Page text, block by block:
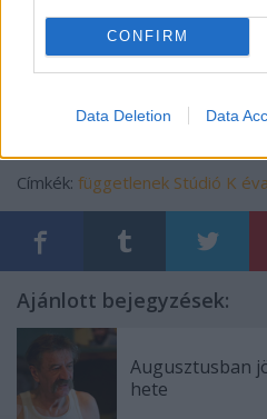
CONFIRM
Data Deletion Data
Négyeshatosis repertoáron
(Forrás: Stúdió K Színház)
Címkék: függetlenek Stúdió K
Ajánlott bejegyzések:
Augusztusban
hete